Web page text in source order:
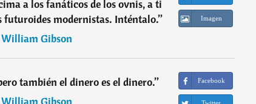
a los fanáticos de los ovnis, a ti
futuroides modernistas. Inténtalo.”
William Gibson
Imagen
también el dinero es el dinero.”
Facebook